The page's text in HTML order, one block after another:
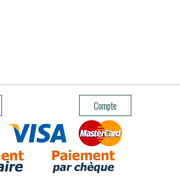
Compte